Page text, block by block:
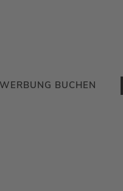
WERBUNG BUCHEN